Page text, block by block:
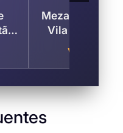
Mezanino
Vila Praia –
Leste de São
Ver mais →